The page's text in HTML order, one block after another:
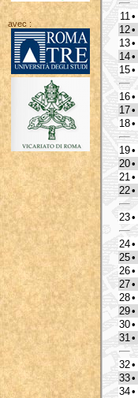
avec :
11 •
12•
13•
14•
15•
16•
17•
18•
19•
20•
21 •
22•
23•
24•
25•
26•
27•
28•
29•
30•
31 •
32•
33•
34•